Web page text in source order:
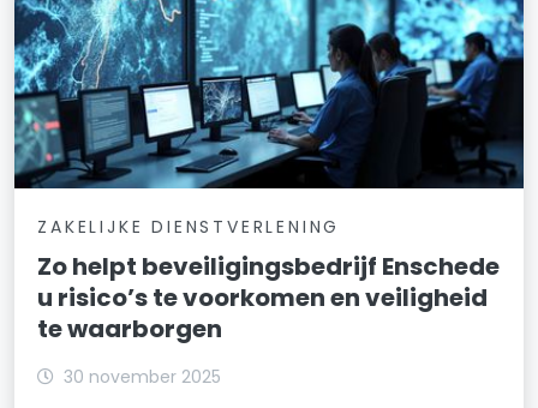
ZAKELIJKE DIENSTVERLENING
Zo helpt beveiligingsbedrijf Enschede
u risico’s te voorkomen en veiligheid
te waarborgen
30 november 2025